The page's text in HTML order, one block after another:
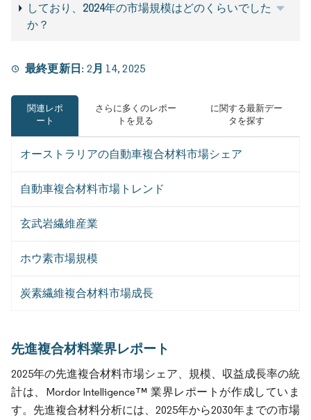
しており、2024年の市場規模はどのくらいでした
か？
最終更新日: 2月 14, 2025
関連レポ
ート
さらに多くのレポー
トを見る
に関する最新デー
タを探す
オーストラリアの自動車複合材料市場シェア
自動車複合材料市場トレンド
玄武岩繊維産業
ホウ素市場規模
炭素繊維複合材料市場成長
先進複合材料業界レポート
2025年の先進複合材料市場シェア、規模、収益成長率の統
計は、Mordor Intelligence™ 業界レポートが作成していま
す。先進複合材料分析には、2025年から2030年までの市場